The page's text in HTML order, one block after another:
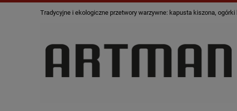
Tradycyjne i ekologiczne przetwory warzywne: kapusta kiszona,